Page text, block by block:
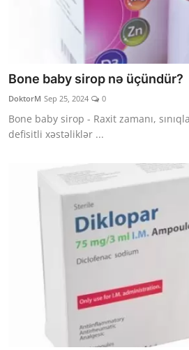
Bone baby sirop nə üçündür?
DoktorM Sep 25, 2024 0
Bone baby sirop - Raxit zamanı,
defisitli xəstəliklər ...